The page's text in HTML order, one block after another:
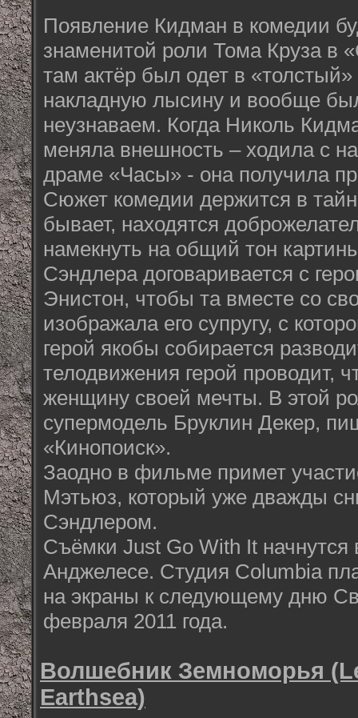
Появление Кидман в комедии
знаменитой роли Тома Круза в
там актёр был одет в
накладную лысину и вообще
неузнаваем. Когда Николь
меняла внешность – ходила с
драме «Часы» - она получила
Сюжет комедии держится в
бывает, находятся
намекнуть на общий тон
Сэндлера договаривается с
Энистон, чтобы та вместе со
изображала его супругу, с
герой якобы собирается
телодвижения герой проводит,
женщину своей мечты. В этой
супермодель Бруклин Декер,
«Кинопоиск».
Заодно в фильме примет
Мэтьюз, который уже дважды
Сэндлером.
Съёмки Just Go With It начнутся
Анджелесе. Студия Columbia
на экраны к следующему дню
февраля 2011 года.
Волшебник Земноморья
Earthsea)